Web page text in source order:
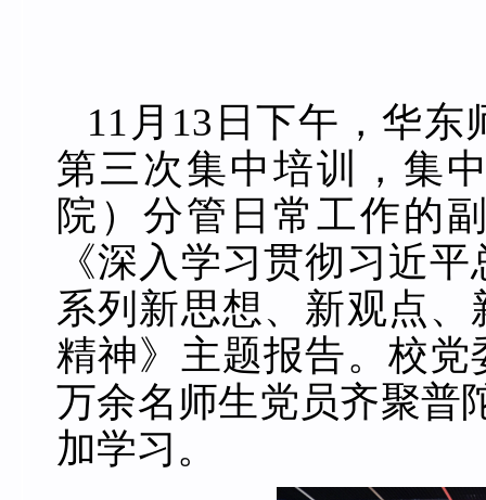
11月13日下午，华东
第三次集中培训，集
院）分管日常工作的
《深入学习贯彻习近
系列新思想、新观点
精神》主题报告。校
万余名师生党 员齐聚普
加学习。